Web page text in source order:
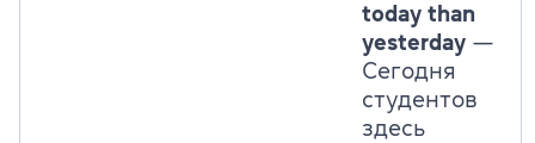
today than
yesterday —
Сегодня
студентов
здесь